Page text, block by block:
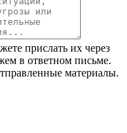
прислать их через
в ответном письме.
материалы.